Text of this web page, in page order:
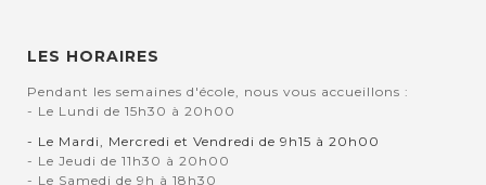
LES HORAIRES
Pendant les semaines d'école, nous vous accueillons :
- Le Lundi de 15h30 à 20h00
- Le Mardi, Mercredi et Vendredi de 9h15 à 20h00
- Le Jeudi de 11h30 à 20h00
- Le Samedi de 9h à 18h30